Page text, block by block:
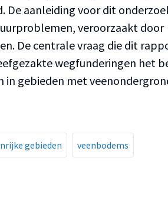
De aanleiding voor dit
veroorzaakt door
De centrale vraag die dit
wegfunderingen het
gebieden met
gebieden veenbodems